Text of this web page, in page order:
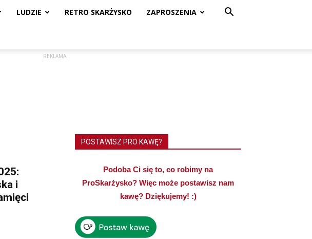
LUDZIE RETRO SKARŻYSKO ZAPROSZENIA
REKLAMA
i
POSTAWISZ PRO KAWĘ?
Podoba Ci się to, co robimy na
ProSkarżysko? Więc może postawisz nam
kawę? Dziękujemy! :)